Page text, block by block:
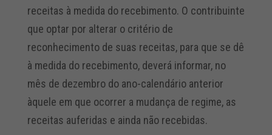
receitas à medida do recebimento. O contribuinte
que optar por alterar o critério de
reconhecimento de suas receitas, para que se dê
à medida do recebimento, deverá informar, no
mês de dezembro do ano-calendário anterior
àquele em que ocorrer a mudança de regime, as
receitas auferidas e ainda não recebidas.